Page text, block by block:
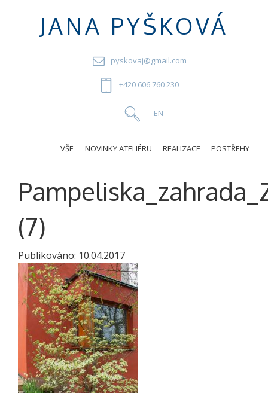
JANA PYŠKOVÁ
pyskovaj@gmail.com
+420 606 760 230
VŠE NOVINKY ATELIÉRU REALIZACE POSTŘEHY
(7)
Publikováno: 10.04.2017